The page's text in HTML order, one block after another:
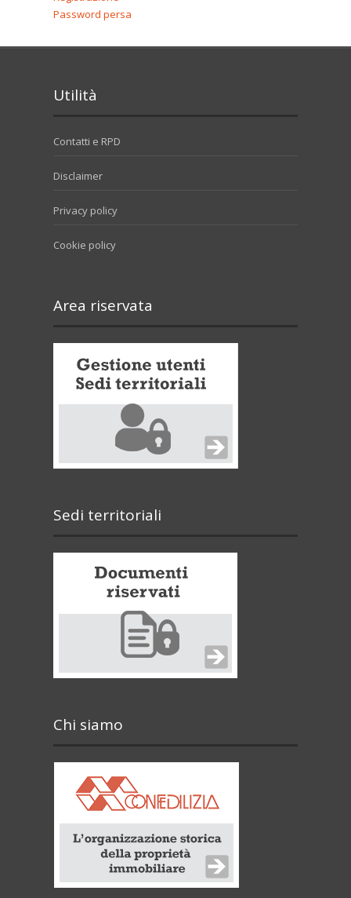
Password persa
Utilità
Contatti e RPD
Disclaimer
Privacy policy
Cookie policy
Area riservata
Sedi territoriali
Chi siamo